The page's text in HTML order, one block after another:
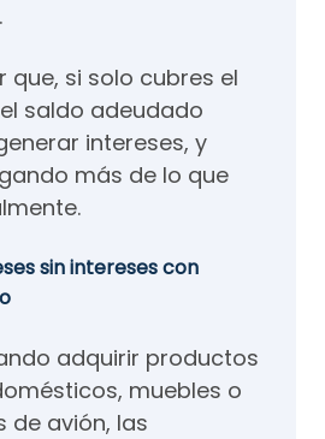
que, si solo cubres el
saldo adeudado
intereses, y
más de lo que
sin intereses con
adquirir productos
muebles o
de avión, las